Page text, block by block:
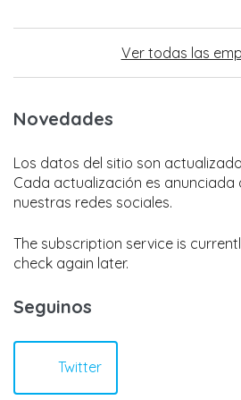
Ver todas las
Novedades
Los datos del sitio son
Cada actualización es anunciada
nuestras redes sociales.
The subscription service is
check again later.
Seguinos
Twitter